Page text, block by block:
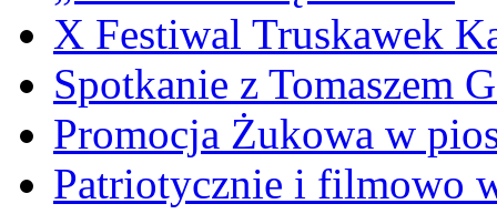
X Festiwal Truskawek
Spotkanie z Tomaszem
Promocja Żukowa w
Patriotycznie i filmowo